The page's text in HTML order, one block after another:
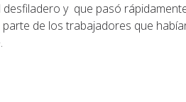
y que pasó
de los trabajadores que